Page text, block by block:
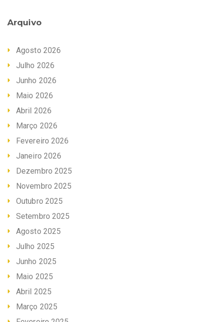
Arquivo
Agosto 2026
Julho 2026
Junho 2026
Maio 2026
Abril 2026
Março 2026
Fevereiro 2026
Janeiro 2026
Dezembro 2025
Novembro 2025
Outubro 2025
Setembro 2025
Agosto 2025
Julho 2025
Junho 2025
Maio 2025
Abril 2025
Março 2025